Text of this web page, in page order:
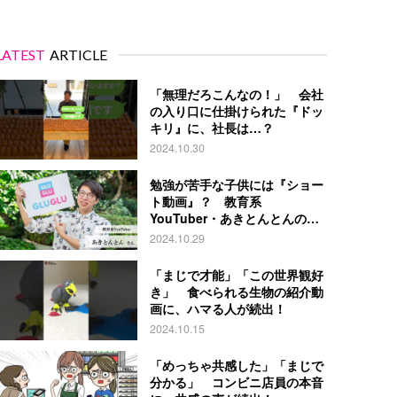
ARTICLE
「無理だろこんなの！」 会社
の入り口に仕掛けられた『ドッ
キリ』に、社長は…？
2024.10.30
勉強が苦手な子供には『ショー
ト動画』？ 教育系
YouTuber・あきとんとんの戦
略とは
2024.10.29
「まじで才能」「この世界観好
き」 食べられる生物の紹介動
画に、ハマる人が続出！
2024.10.15
「めっちゃ共感した」「まじで
分かる」 コンビニ店員の本音